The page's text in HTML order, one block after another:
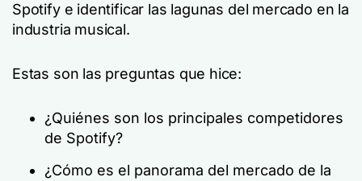
Spotify e identificar las lagunas del mercado en la
industria musical.
Estas son las preguntas que hice:
¿Quiénes son los principales competidores
de Spotify?
¿Cómo es el panorama del mercado de la